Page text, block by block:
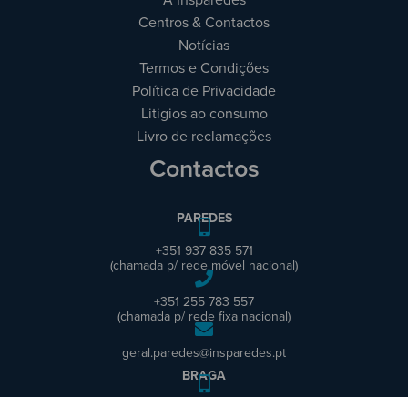
Centros & Contactos
Notícias
Termos e Condições
Política de Privacidade
Litigios ao consumo
Livro de reclamações
Contactos
PAREDES
+351 937 835 571
(chamada p/ rede móvel nacional)
+351 255 783 557
(chamada p/ rede fixa nacional)
geral.paredes@insparedes.pt
BRAGA